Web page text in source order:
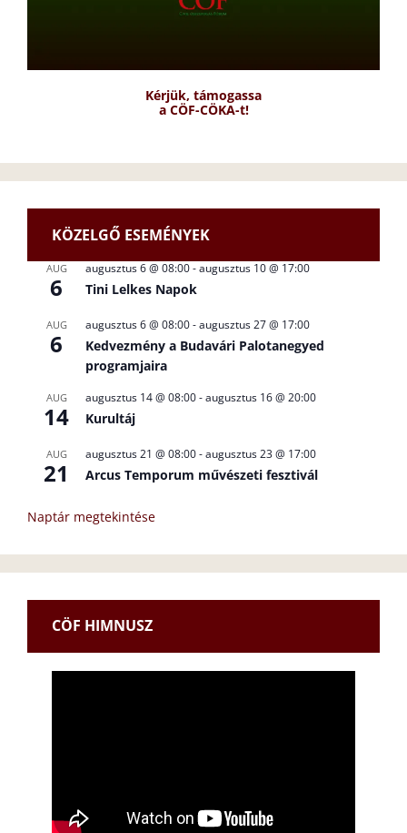
Kérjük, támogassa
a CÖF-CÖKA-t!
KÖZELGŐ ESEMÉNYEK
AUG
6
augusztus 6 @ 08:00-augusztus 10 @ 17:00
Tini Lelkes Napok
AUG
6
augusztus 6 @ 08:00-augusztus 27 @ 17:00
Kedvezmény a Budavári Palotanegyed
programjaira
AUG
14
augusztus 14 @ 08:00-augusztus 16 @ 20:00
Kurultáj
AUG
21
augusztus 21 @ 08:00-augusztus 23 @ 17:00
Arcus Temporum művészeti fesztivál
Naptár megtekintése
CÖF HIMNUSZ